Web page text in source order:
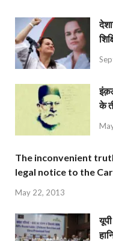
के
The inconvenient
legal notice to the
May 22, 2013